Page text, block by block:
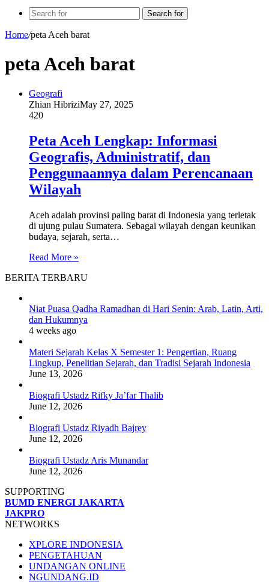
Search for
Home/peta Aceh barat
peta Aceh barat
Geografi
Zhian HibriziMay 27, 2025
420
Peta Aceh Lengkap: Informasi
Geografis, Administratif, dan
Penggunaannya dalam Perencanaan
Wilayah
Aceh adalah provinsi paling barat di Indonesia yang terletak
di ujung pulau Sumatera. Sebagai wilayah dengan keunikan
budaya, sejarah, serta…
Read More »
BERITA TERBARU
Niat Puasa Qadha Ramadhan di Hari Senin: Arab, Latin, Arti,
dan Hukumnya
4 weeks ago
Materi Sejarah Kelas X Semester 1: Pengertian, Ruang
Lingkup, Penelitian Sejarah, dan Tradisi Sejarah Indonesia
June 13, 2026
Biografi Ustadz Rifky Ja’far Thalib
June 12, 2026
Biografi Ustadz Riyadh Bajrey
June 12, 2026
Biografi Ustadz Aris Munandar
June 12, 2026
SUPPORTING
BUMD ENERGI JAKARTA
JAKPRO
NETWORKS
XPLORE INDONESIA
PENGETAHUAN
UNDANGAN ONLINE
NGUNDANG.ID